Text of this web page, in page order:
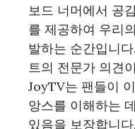
보드 너머에서 공
를 제공하여 우리
발하는 순간입니
트의 전문가 의견
JoyTV는 팬들이
앙스를 이해하는
있음을 보장합니